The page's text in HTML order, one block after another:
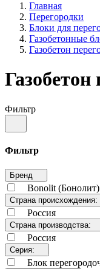
Главная
Перегородки
Блоки для
Газобетонные
Газобетон
Фильтр
Фильтр
Бренд
Bonolit (Бонолит)
Страна происхождения:
Россия
Страна производства:
Россия
Серия:
Блок